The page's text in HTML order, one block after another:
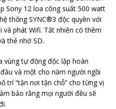
Sony 12 loa công suất 500 watt
thống SYNC®3 độc quyền với
và phát Wifi. Tất nhiên có thêm
thẻ nhớ SD.
vùng tự động độc lập hoàn
và một cho năm người ngồi
trí “tận nơi tận chỗ” cho từng vị
bảo rằng mọi người đều sẽ